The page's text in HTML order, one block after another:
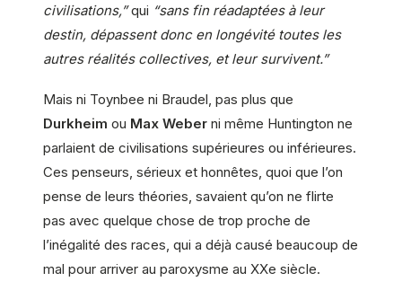
civilisations,”qui “sans fin réadaptées à leur
destin, dépassent donc en longévité toutes les
autres réalités collectives, et leur survivent.”
Mais ni Toynbee ni Braudel, pas plus que
Durkheim ou Max Weber ni même Huntington ne
parlaient de civilisations supérieures ou inférieures.
Ces penseurs, sérieux et honnêtes, quoi que l’on
pense de leurs théories, savaient qu’on ne flirte
pas avec quelque chose de trop proche de
l’inégalité des races, qui a déjà causé beaucoup de
mal pour arriver au paroxysme au XXe siècle.